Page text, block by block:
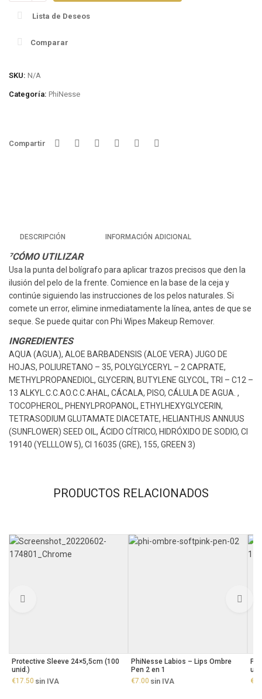
Brows
cantidad
Lista de Deseos
Comparar
SKU: N/A
Categoría: PhiNesse
Compartir
DESCRIPCIÓN INFORMACIÓN ADICIONAL
⁷CÓMO UTILIZAR
Usa la punta del bolígrafo para aplicar trazos precisos que den la
ilusión del pelo de la frente. Comience en la base de la ceja y
continúe siguiendo las instrucciones de los pelos naturales. Si
comete un error, elimine inmediatamente la línea, antes de que se
seque. Se puede quitar con Phi Wipes Makeup Remover.
INGREDIENTES
AQUA (AGUA), ALOE BARBADENSIS (ALOE VERA) JUGO DE
HOJAS, POLIURETANO – 35, POLYGLYCERYL – 2 CAPRATE,
METHYLPROPANEDIOL, GLYCERIN, BUTYLENE GLYCOL, TRI – C12 –
13 ALKYL.C.C.AO.C.C.AHAL, CÁCALA, PISO, CÁLULA DE AGUA. ,
TOCOPHEROL, PHENYLPROPANOL, ETHYLHEXYGLYCERIN,
TETRASODIUM GLUTAMATE DIACETATE, HELIANTHUS ANNUUS
(SUNFLOWER) SEED OIL, ÁCIDO CÍTRICO, HIDRÓXIDO DE SODIO, CI
19140 (YELLLOW 5), CI 16035 (GRE), 155, GREEN 3)
PRODUCTOS RELACIONADOS
Protective Sleeve 24×5,5cm (100
unid.)
€17.50 sin IVA
PhiNesse Labios – Lips Ombre
Pen 2 en 1
€7.00 sin IVA
€